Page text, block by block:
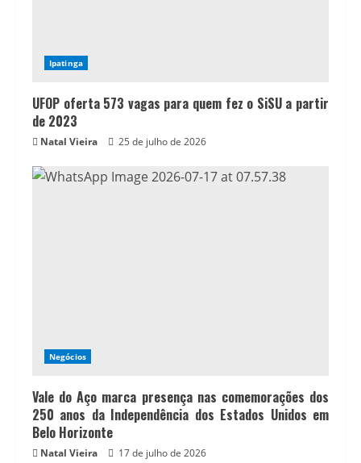
Ipatinga
UFOP oferta 573 vagas para quem fez o SiSU a partir
de 2023
Natal Vieira 25 de julho de 2026
Negócios
Vale do Aço marca presença nas comemorações dos
250 anos da Independência dos Estados Unidos em
Belo Horizonte
Natal Vieira 17 de julho de 2026